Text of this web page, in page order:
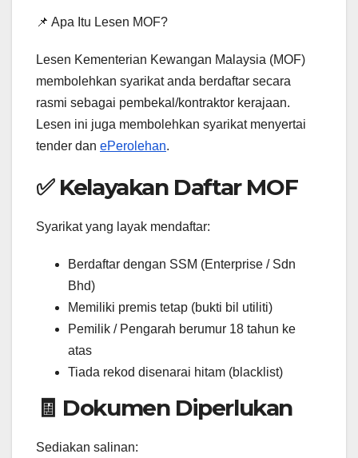
📌 Apa Itu Lesen MOF?
Lesen Kementerian Kewangan Malaysia (MOF)
membolehkan syarikat anda berdaftar secara
rasmi sebagai pembekal/kontraktor kerajaan.
Lesen ini juga membolehkan syarikat menyertai
tender dan ePerolehan.
✅ Kelayakan Daftar MOF
Syarikat yang layak mendaftar:
Berdaftar dengan SSM (Enterprise / Sdn
Bhd)
Memiliki premis tetap (bukti bil utiliti)
Pemilik / Pengarah berumur 18 tahun ke
atas
Tiada rekod disenarai hitam (blacklist)
🧾 Dokumen Diperlukan
Sediakan salinan: